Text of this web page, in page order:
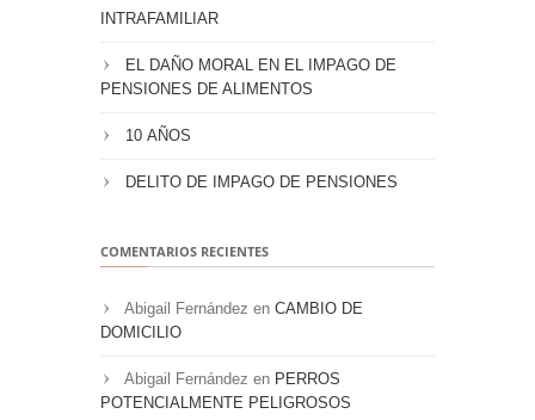
INTRAFAMILIAR
EL DAÑO MORAL EN EL IMPAGO DE
PENSIONES DE ALIMENTOS
10 AÑOS
DELITO DE IMPAGO DE PENSIONES
COMENTARIOS RECIENTES
Abigail Fernández en CAMBIO DE
DOMICILIO
Abigail Fernández en PERROS
POTENCIALMENTE PELIGROSOS